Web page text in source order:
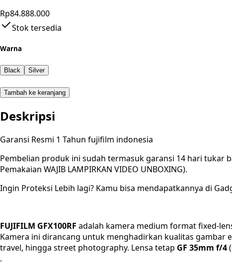
Rp84.888.000
Stok tersedia
Warna
Black Silver
Tambah ke keranjang
Deskripsi
Garansi Resmi 1 Tahun fujifilm indonesia
Pembelian produk ini sudah termasuk garansi 14 hari tukar
Pemakaian WAJIB LAMPIRKAN VIDEO UNBOXING).
Ingin Proteksi Lebih lagi? Kamu bisa mendapatkannya di
FUJIFILM GFX100RF adalah kamera medium format fixed-
Kamera ini dirancang untuk menghadirkan kualitas gambar
travel, hingga street photography. Lensa tetap GF 35mm f/4
.